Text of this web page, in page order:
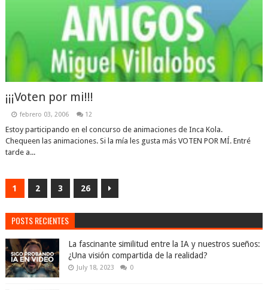
¡¡¡Voten por mi!!!
febrero 03, 2006 12
Estoy participando en el concurso de animaciones de Inca Kola.
Chequeen las animaciones. Si la mía les gusta más VOTEN POR MÍ. Entré
tarde a...
1 2 3 26
POSTS RECIENTES
La fascinante similitud entre la IA y nuestros sueños:
¿Una visión compartida de la realidad?
July 18, 2023 0